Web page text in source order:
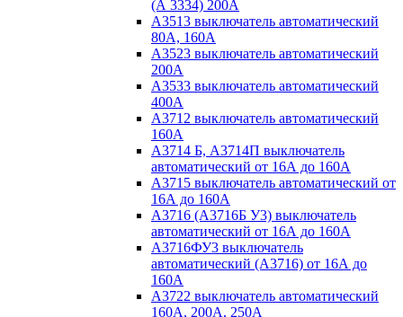
(А 3334) 200А
А3513 выключатель автоматический
80А, 160А
А3523 выключатель автоматический
200А
А3533 выключатель автоматический
400А
А3712 выключатель автоматический
160А
А3714 Б, А3714П выключатель
автоматический от 16А до 160А
А3715 выключатель автоматический от
16А до 160А
А3716 (А3716Б У3) выключатель
автоматический от 16А до 160А
А3716ФУ3 выключатель
автоматический (А3716) от 16А до
160А
А3722 выключатель автоматический
160А, 200А, 250А